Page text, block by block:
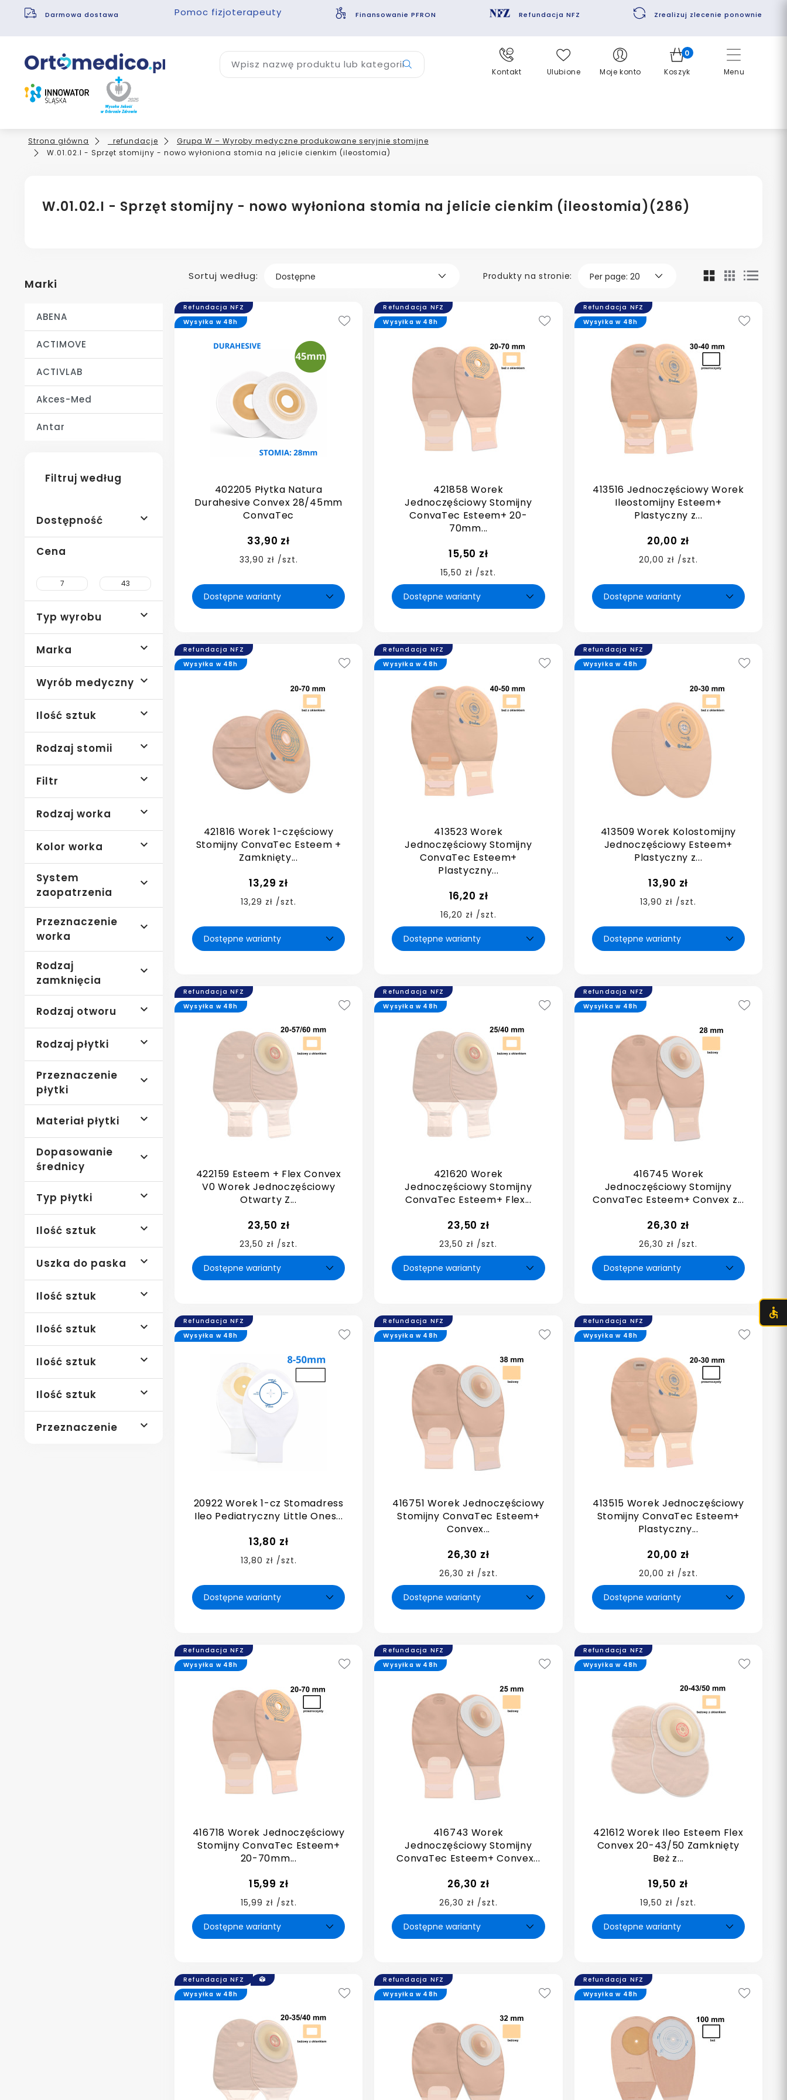
Darmowa dostawa Pomoc fizjoterapeuty Finansowanie PFRON Refundacja NFZ Zrealizuj zlecenie ponownie
Menu
Wpisz nazwę produktu lub kategorii
Kontakt Ulubione Moje konto
0
Koszyk
Strona główna _refundacje
Grupa W – Wyroby medyczne produkowane seryjnie stomijne
W.01.02.I - Sprzęt stomijny - nowo wyłoniona stomia na jelicie cienkim (ileostomia)
W.01.02.I - Sprzęt stomijny - nowo wyłoniona stomia na jelicie cienkim (ileostomia)(286)
Marki
ABENA
ACTIMOVE
ACTIVLAB
Akces-Med
Antar
Filtruj według
Dostępność 
Cena
Typ wyrobu 
Marka 
Wyrób medyczny 
Ilość sztuk 
Rodzaj stomii 
Filtr 
Rodzaj worka 
Kolor worka 
System
zaopatrzenia

Przeznaczenie
worka

Rodzaj
zamknięcia

Rodzaj otworu 
Rodzaj płytki 
Przeznaczenie
płytki

Materiał płytki 
Dopasowanie
średnicy

Typ płytki 
Ilość sztuk 
Uszka do paska 
Ilość sztuk 
Ilość sztuk 
Ilość sztuk 
Ilość sztuk 
Przeznaczenie 
Sortuj według: Produkty na stronie:
Refundacja NFZ
402205 Płytka Natura
Durahesive Convex 28/45mm
ConvaTec
33,90 zł
33,90 zł /szt.
Wysyłka w 48h
Refundacja NFZ
421858 Worek
Jednoczęściowy Stomijny
ConvaTec Esteem+ 20-
70mm...
15,50 zł
15,50 zł /szt.
Wysyłka w 48h
Refundacja NFZ
413516 Jednoczęściowy Worek
Ileostomijny Esteem+
Plastyczny z...
20,00 zł
20,00 zł /szt.
Wysyłka w 48h
Refundacja NFZ
421816 Worek 1-częściowy
Stomijny ConvaTec Esteem +
Zamknięty...
13,29 zł
13,29 zł /szt.
Wysyłka w 48h
Refundacja NFZ
413523 Worek
Jednoczęściowy Stomijny
ConvaTec Esteem+
Plastyczny...
16,20 zł
16,20 zł /szt.
Wysyłka w 48h
Refundacja NFZ
413509 Worek Kolostomijny
Jednoczęściowy Esteem+
Plastyczny z...
13,90 zł
13,90 zł /szt.
Wysyłka w 48h
Refundacja NFZ
422159 Esteem + Flex Convex
V0 Worek Jednoczęściowy
Otwarty Z...
23,50 zł
23,50 zł /szt.
Wysyłka w 48h
Refundacja NFZ
421620 Worek
Jednoczęściowy Stomijny
ConvaTec Esteem+ Flex...
23,50 zł
23,50 zł /szt.
Wysyłka w 48h
Refundacja NFZ
416745 Worek
Jednoczęściowy Stomijny
ConvaTec Esteem+ Convex z...
26,30 zł
26,30 zł /szt.
Wysyłka w 48h
Refundacja NFZ
20922 Worek 1-cz Stomadress
Ileo Pediatryczny Little Ones...
13,80 zł
13,80 zł /szt.
Wysyłka w 48h
Refundacja NFZ
416751 Worek Jednoczęściowy
Stomijny ConvaTec Esteem+
Convex...
26,30 zł
26,30 zł /szt.
Wysyłka w 48h
Refundacja NFZ
413515 Worek Jednoczęściowy
Stomijny ConvaTec Esteem+
Plastyczny...
20,00 zł
20,00 zł /szt.
Wysyłka w 48h
Refundacja NFZ
416718 Worek Jednoczęściowy
Stomijny ConvaTec Esteem+
20-70mm...
15,99 zł
15,99 zł /szt.
Wysyłka w 48h
Refundacja NFZ
416743 Worek
Jednoczęściowy Stomijny
ConvaTec Esteem+ Convex...
26,30 zł
26,30 zł /szt.
Wysyłka w 48h
Refundacja NFZ
421612 Worek Ileo Esteem Flex
Convex 20-43/50 Zamknięty
Beż z...
19,50 zł
19,50 zł /szt.
Wysyłka w 48h
Refundacja NFZ
Wysyłka w 48h
Refundacja NFZ
Wysyłka w 48h
Refundacja NFZ
Wysyłka w 48h